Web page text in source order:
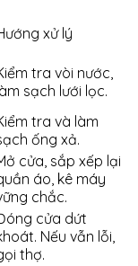
xử lý
tra vòi nước,
sạch lưới lọc.
tra và làm
ống xả.
cửa, sắp xếp lại
áo, kê máy
chắc.
cửa dứt
Nếu vẫn lỗi,
thợ.